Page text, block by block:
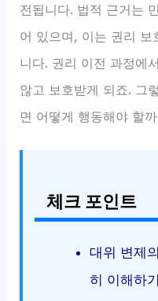
전됩니다. 법적 근거는
어 있으며, 이는 권리 보
니다. 권리 이전 과정에
않고 보호받게 되죠. 그
면 어떻게 행동해야 할
체크 포인트
대위 변제
히 이해하기